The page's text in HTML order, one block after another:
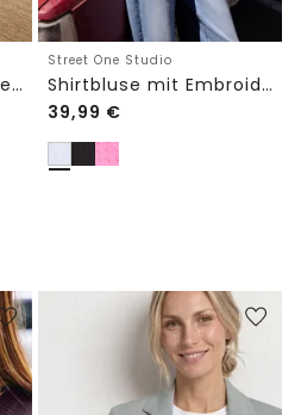
Basic Shirt mit Boat Neck und Elastikbund
Street One Studio
Shirtbluse mit Embroidery-Front
39,99 €